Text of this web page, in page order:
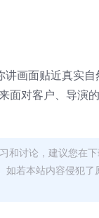
画面贴近真实
对客户、导演
和讨论，建议您在
若本站内容侵犯